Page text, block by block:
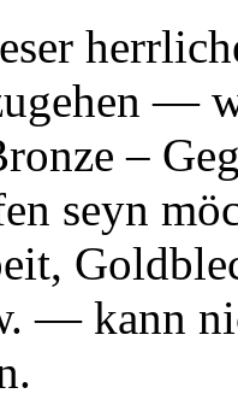
—
–
seyn
— kann